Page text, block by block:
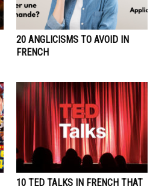
20 ANGLICISMS TO AVOID IN
FRENCH
10 TED TALKS IN FRENCH THAT